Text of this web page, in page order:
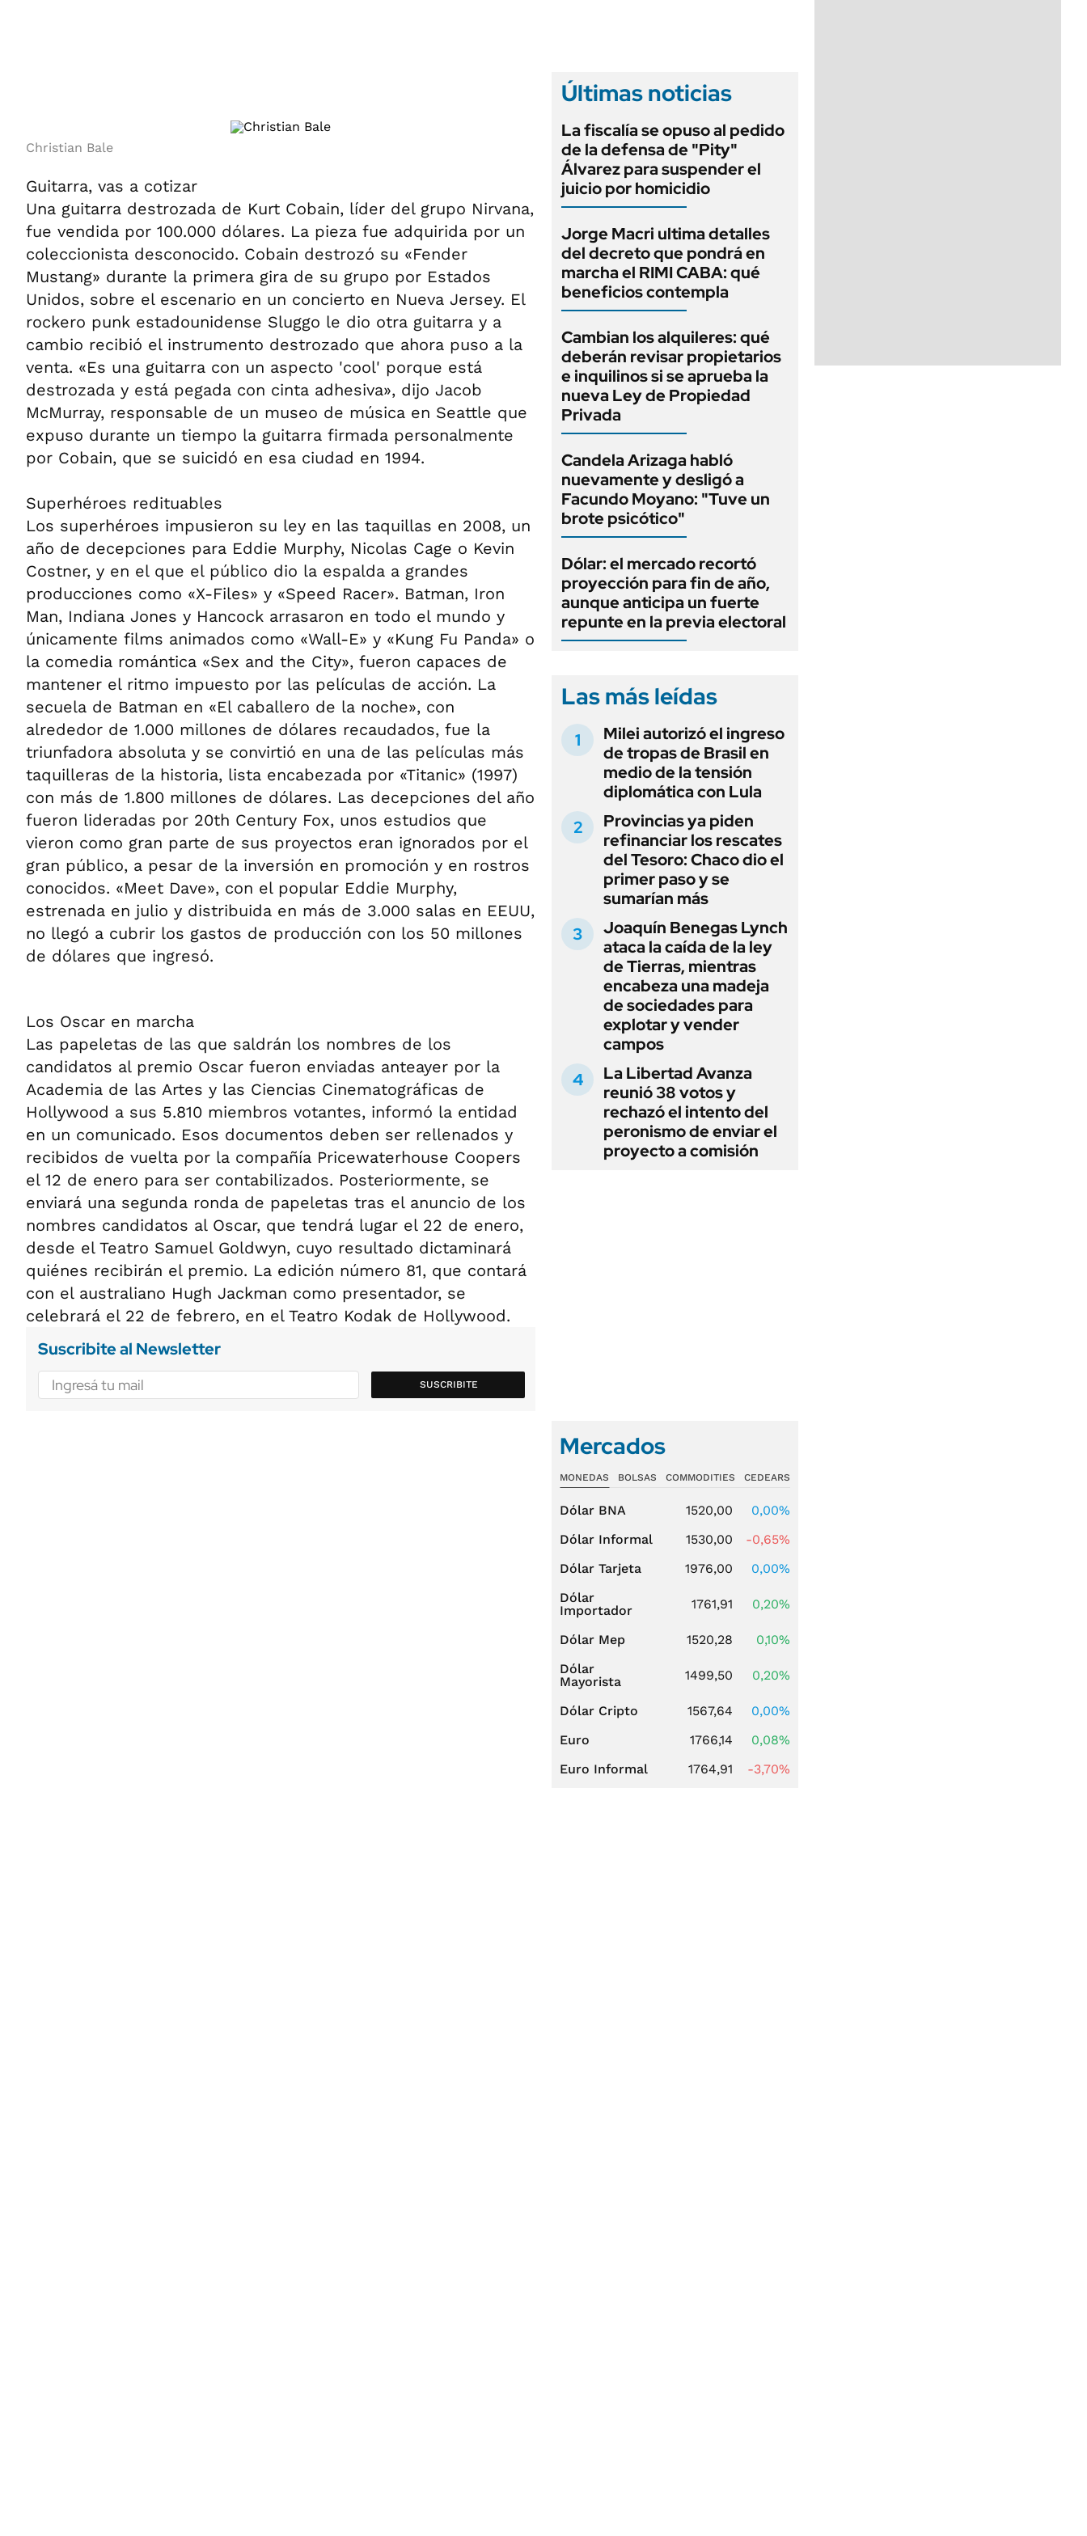
Christian Bale
Guitarra, vas a cotizar
Una guitarra destrozada de Kurt Cobain, líder del grupo Nirvana,
fue vendida por 100.000 dólares. La pieza fue adquirida por un
coleccionista desconocido. Cobain destrozó su «Fender
Mustang» durante la primera gira de su grupo por Estados
Unidos, sobre el escenario en un concierto en Nueva Jersey. El
rockero punk estadounidense Sluggo le dio otra guitarra y a
cambio recibió el instrumento destrozado que ahora puso a la
venta. «Es una guitarra con un aspecto 'cool' porque está
destrozada y está pegada con cinta adhesiva», dijo Jacob
McMurray, responsable de un museo de música en Seattle que
expuso durante un tiempo la guitarra firmada personalmente
por Cobain, que se suicidó en esa ciudad en 1994.
Superhéroes redituables
Los superhéroes impusieron su ley en las taquillas en 2008, un
año de decepciones para Eddie Murphy, Nicolas Cage o Kevin
Costner, y en el que el público dio la espalda a grandes
producciones como «X-Files» y «Speed Racer». Batman, Iron
Man, Indiana Jones y Hancock arrasaron en todo el mundo y
únicamente films animados como «Wall-E» y «Kung Fu Panda» o
la comedia romántica «Sex and the City», fueron capaces de
mantener el ritmo impuesto por las películas de acción. La
secuela de Batman en «El caballero de la noche», con
alrededor de 1.000 millones de dólares recaudados, fue la
triunfadora absoluta y se convirtió en una de las películas más
taquilleras de la historia, lista encabezada por «Titanic» (1997)
con más de 1.800 millones de dólares. Las decepciones del año
fueron lideradas por 20th Century Fox, unos estudios que
vieron como gran parte de sus proyectos eran ignorados por el
gran público, a pesar de la inversión en promoción y en rostros
conocidos. «Meet Dave», con el popular Eddie Murphy,
estrenada en julio y distribuida en más de 3.000 salas en EEUU,
no llegó a cubrir los gastos de producción con los 50 millones
de dólares que ingresó.
Los Oscar en marcha
Las papeletas de las que saldrán los nombres de los
candidatos al premio Oscar fueron enviadas anteayer por la
Academia de las Artes y las Ciencias Cinematográficas de
Hollywood a sus 5.810 miembros votantes, informó la entidad
en un comunicado. Esos documentos deben ser rellenados y
recibidos de vuelta por la compañía Pricewaterhouse Coopers
el 12 de enero para ser contabilizados. Posteriormente, se
enviará una segunda ronda de papeletas tras el anuncio de los
nombres candidatos al Oscar, que tendrá lugar el 22 de enero,
desde el Teatro Samuel Goldwyn, cuyo resultado dictaminará
quiénes recibirán el premio. La edición número 81, que contará
con el australiano Hugh Jackman como presentador, se
celebrará el 22 de febrero, en el Teatro Kodak de Hollywood.
Suscribite al Newsletter
SUSCRIBITE
Últimas noticias
La fiscalía se opuso al pedido
de la defensa de "Pity"
Álvarez para suspender el
juicio por homicidio
Jorge Macri ultima detalles
del decreto que pondrá en
marcha el RIMI CABA: qué
beneficios contempla
Cambian los alquileres: qué
deberán revisar propietarios
e inquilinos si se aprueba la
nueva Ley de Propiedad
Privada
Candela Arizaga habló
nuevamente y desligó a
Facundo Moyano: "Tuve un
brote psicótico"
Dólar: el mercado recortó
proyección para fin de año,
aunque anticipa un fuerte
repunte en la previa electoral
Las más leídas
Milei autorizó el ingreso
de tropas de Brasil en
medio de la tensión
diplomática con Lula
Provincias ya piden
refinanciar los rescates
del Tesoro: Chaco dio el
primer paso y se
sumarían más
Joaquín Benegas Lynch
ataca la caída de la ley
de Tierras, mientras
encabeza una madeja
de sociedades para
explotar y vender
campos
La Libertad Avanza
reunió 38 votos y
rechazó el intento del
peronismo de enviar el
proyecto a comisión
Mercados
MONEDAS BOLSAS COMMODITIES CEDEARS
Dólar BNA 1520,00
0,00%
Dólar Informal
1530,00
-0,65%
Dólar Tarjeta
1976,00
0,00%
Dólar
Importador
1761,91 0,20%
Dólar Mep 1520,28
0,10%
Dólar
Mayorista
1499,50 0,20%
Dólar Cripto 1567,64
0,00%
Euro
1766,14
0,08%
Euro Informal
1764,91 -3,70%